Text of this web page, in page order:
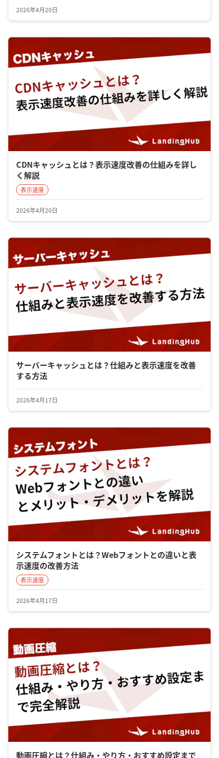
2026年4月20日
CDNキャッシュとは？表示速度改善の仕組みを詳し
く解説
表示速度
2026年4月20日
サーバーキャッシュとは？仕組みと表示速度を改善
する方法
2026年4月17日
システムフォントとは？Webフォントとの違いと表
示速度の改善方法
表示速度
2026年4月17日
動画圧縮とは？仕組み・やり方・おすすめ設定まで